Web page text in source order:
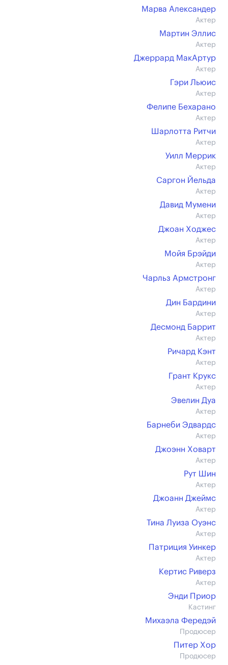
Марва Александер
Актер
Мартин Эллис
Актер
Джеррард МакАртур
Актер
Гэри Льюис
Актер
Фелипе Бехарано
Актер
Шарлотта Ритчи
Актер
Уилл Меррик
Актер
Саргон Йельда
Актер
Давид Мумени
Актер
Джоан Ходжес
Актер
Мойя Брэйди
Актер
Чарльз Армстронг
Актер
Дин Бардини
Актер
Десмонд Баррит
Актер
Ричард Кэнт
Актер
Грант Крукс
Актер
Эвелин Дуа
Актер
Барнеби Эдвардс
Актер
Джоэнн Ховарт
Актер
Рут Шин
Актер
Джоанн Джеймс
Актер
Тина Луиза Оуэнс
Актер
Патриция Уинкер
Актер
Кертис Риверз
Актер
Энди Приор
Кастинг
Михаэла Фередэй
Продюсер
Питер Хор
Продюсер